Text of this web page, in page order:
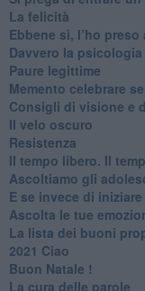
​La felicità
​Ebbene sì, l’ho preso
​Davvero la
Paure legittime
​Memento celebrare
​Consigli di visione e
​Il velo oscuro
Resistenza
​Il tempo libero. Il
Ascoltiamo gli
​E se invece di
​Ascolta le tue
​La lista dei buoni
2021 Ciao
Buon Natale !
​La cura delle parole